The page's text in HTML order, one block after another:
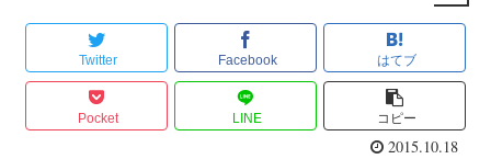
Twitter Facebook はてブ
Pocket LINE コピー
2015.10.18